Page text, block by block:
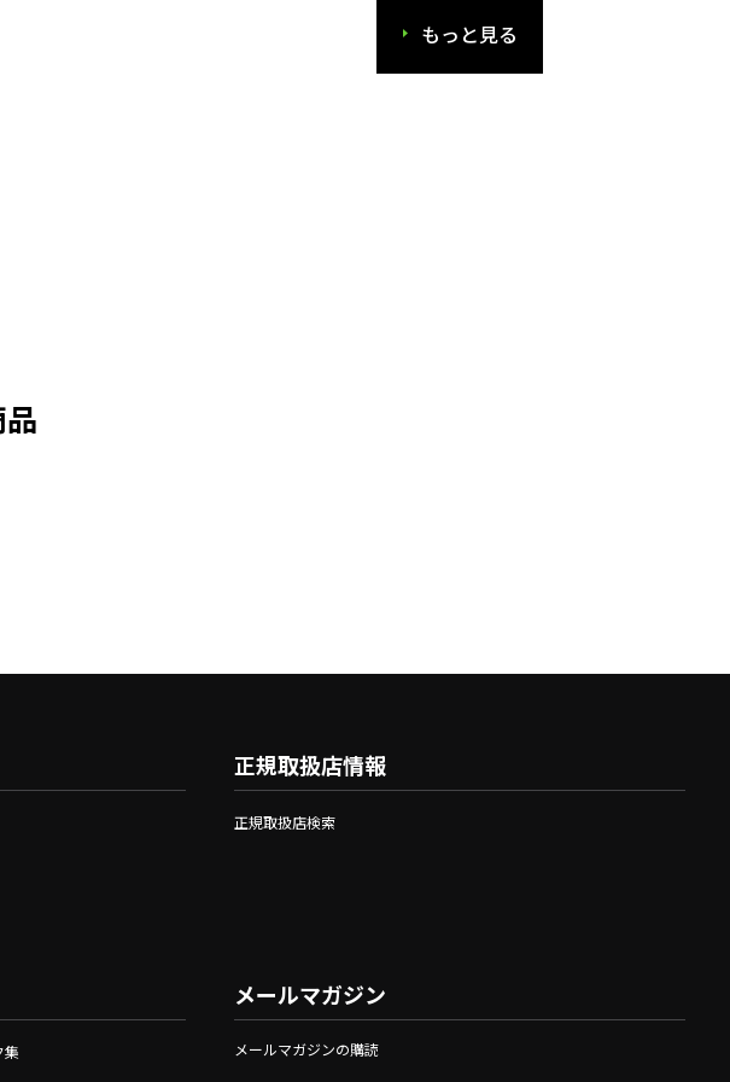
もっと見る
集
正規取扱店情報
正規取扱店検索
メールマガジン
メールマガジンの購読